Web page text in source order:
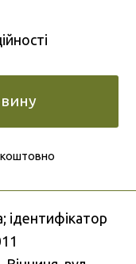
ідентифікатор